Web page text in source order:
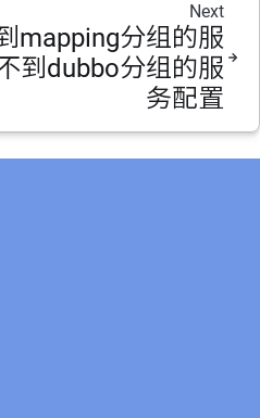
Next
mapping分组的服
到dubbo分组的服
务配置